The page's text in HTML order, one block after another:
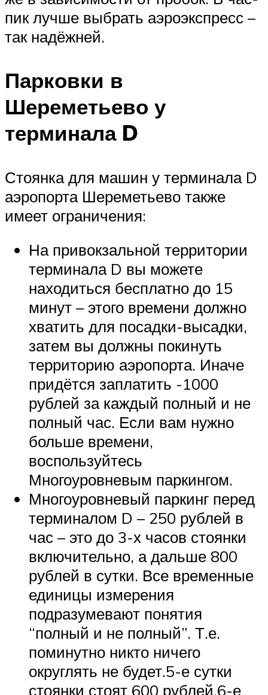
пик лучше выбрать аэроэкспресс –
так надёжней.
Парковки в
Шереметьево у
терминала D
Стоянка для машин у терминала D
аэропорта Шереметьево также
имеет ограничения:
На привокзальной территории
терминала D вы можете
находиться бесплатно до 15
минут – этого времени должно
хватить для посадки-высадки,
затем вы должны покинуть
территорию аэропорта. Иначе
придётся заплатить -1000
рублей за каждый полный и не
полный час. Если вам нужно
больше времени,
воспользуйтесь
Многоуровневым паркингом.
Многоуровневый паркинг перед
терминалом D – 250 рублей в
час – это до 3-х часов стоянки
включительно, а дальше 800
рублей в сутки. Все временные
единицы измерения
подразумевают понятия
“полный и не полный”. Т.е.
поминутно никто ничего
округлять не будет.5-е сутки
стоянки стоят 600 рублей,6-е